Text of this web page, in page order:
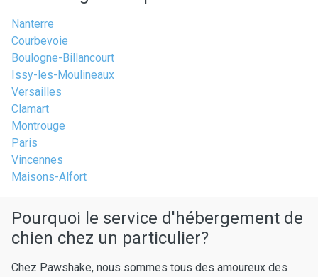
Nanterre
Courbevoie
Boulogne-Billancourt
Issy-les-Moulineaux
Versailles
Clamart
Montrouge
Paris
Vincennes
Maisons-Alfort
Pourquoi le service d'hébergement de
chien chez un particulier?
Chez Pawshake, nous sommes tous des amoureux des